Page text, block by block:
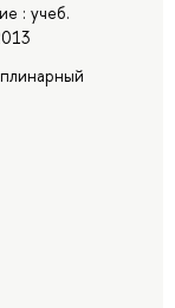
: учеб.